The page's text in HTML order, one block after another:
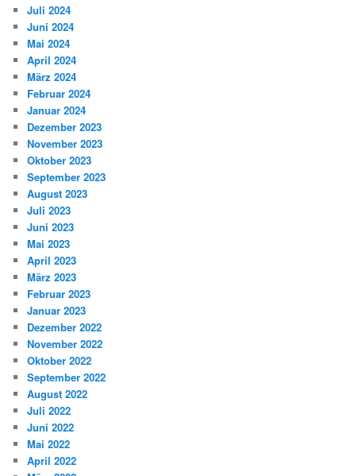
Juli 2024
Juni 2024
Mai 2024
April 2024
März 2024
Februar 2024
Januar 2024
Dezember 2023
November 2023
Oktober 2023
September 2023
August 2023
Juli 2023
Juni 2023
Mai 2023
April 2023
März 2023
Februar 2023
Januar 2023
Dezember 2022
November 2022
Oktober 2022
September 2022
August 2022
Juli 2022
Juni 2022
Mai 2022
April 2022